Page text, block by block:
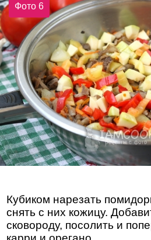
Фото 6
Кубиком нарезать
снять с них кожицу.
сковороду, посолить и